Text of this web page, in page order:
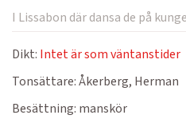
I Lissabon där dansa de på
Dikt: Intet är som väntanstider
Tonsättare:Åkerberg, Herman
Besättning: manskör